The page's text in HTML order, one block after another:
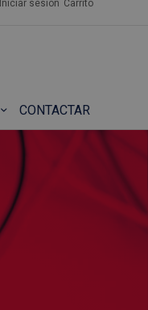
Iniciar sesión Carrito
CONTACTAR